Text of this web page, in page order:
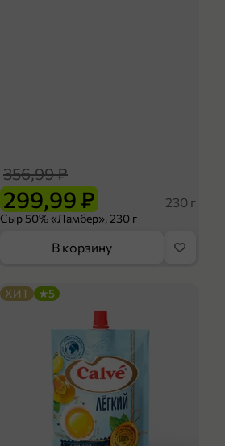
299,99 ₽
356,99 ₽
230 г
Сыр 50% «Ламбер», 230 г
В корзину
ХИТ 5